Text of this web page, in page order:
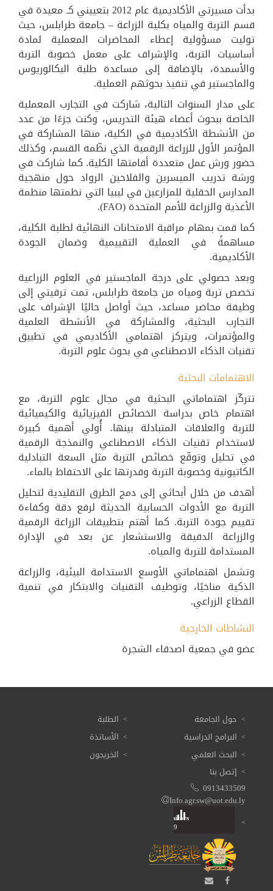
بدأت مسيرتي الأكاديمية عام 2012 بتعييني كـ معيدة في
قسم التربة والمياه بكلية الزراعة – جامعة طرابلس، حيث
توليت مسؤولية إعطاء المحاضرات المعملية لمادة
أساسيات التربة، والإشراف على معمل خصوبة التربة
والأسمدة، بالإضافة إلى مساعدة طلبة البكالوريوس
والماجستير في تنفيذ بحوثهم العملية.
على مدار السنوات التالية، شاركت في التجارب المعملية
الخاصة ببحوث أعضاء هيئة التدريس، وكنت جزءًا من عدد
من الأنشطة الأكاديمية في الكلية، منها المشاركة في
المؤتمر الأول للزراعة الرقمية الذي نظّمه القسم، وكذلك
حضور ورش عمل متعددة أقامتها الكلية. كما شاركت في
ورشة تدريب الميسرين والفلاحين الرواد حول منهجية
المدارس الحقلية للمزارعين في ليبيا التي نظمتها منظمة
الأغذية والزراعة للأمم المتحدة (FAO).
كما قمت بمهام مراقبة الامتحانات النهائية لطلبة الكلية،
مساهمةً في العملية التقييمية وضمان الجودة
الأكاديمية.
وبعد حصولي على درجة الماجستير في العلوم الزراعية
تخصص تربة ومياه من جامعة طرابلس، تمت ترقيتي إلى
وظيفة محاضر مساعد، حيث أواصل حاليًا الإشراف على
التجارب البحثية، والمشاركة في الأنشطة العلمية
والمؤتمرات، ويتركز اهتمامي الأكاديمي في تطبيق
تقنيات الذكاء الاصطناعي في بحوث علوم التربة.
الاهتمامات البحثية
تتركّز اهتماماتي البحثية في مجال علوم التربة، مع
اهتمام خاص بدراسة الخصائص الفيزيائية والكيميائية
للتربة والعلاقات المتبادلة بينها. أُولي أهمية كبيرة
لاستخدام تقنيات الذكاء الاصطناعي والنمذجة الرقمية
في تحليل وتوقّع خصائص التربة مثل السعة التبادلية
الكاتيونية وخصوبة التربة وقدرتها على الاحتفاظ بالماء.
أهدف من خلال أبحاثي إلى دمج الطرق التقليدية لتحليل
التربة مع الأدوات الحسابية الحديثة لرفع دقة وكفاءة
تقييم جودة التربة. كما أهتم بتطبيقات الزراعة الرقمية
والزراعة الدقيقة والاستشعار عن بعد في الإدارة
المستدامة للتربة والمياه.
وتشمل اهتماماتي الأوسع الاستدامة البيئية، والزراعة
الذكية مناخيًا، وتوظيف التقنيات والابتكار في تنمية
القطاع الزراعي.
النشاطات الخارجية
عضو في جمعية اصدقاء الشجرة
حول الجامعة
البرامج الدراسية
البحث العلمي
الطلبة
الأساتذة
الخريجون
إتصل بنا
0913433509
Info.agr.sw@uot.edu.ly
Total: 3 617 569
Visitors